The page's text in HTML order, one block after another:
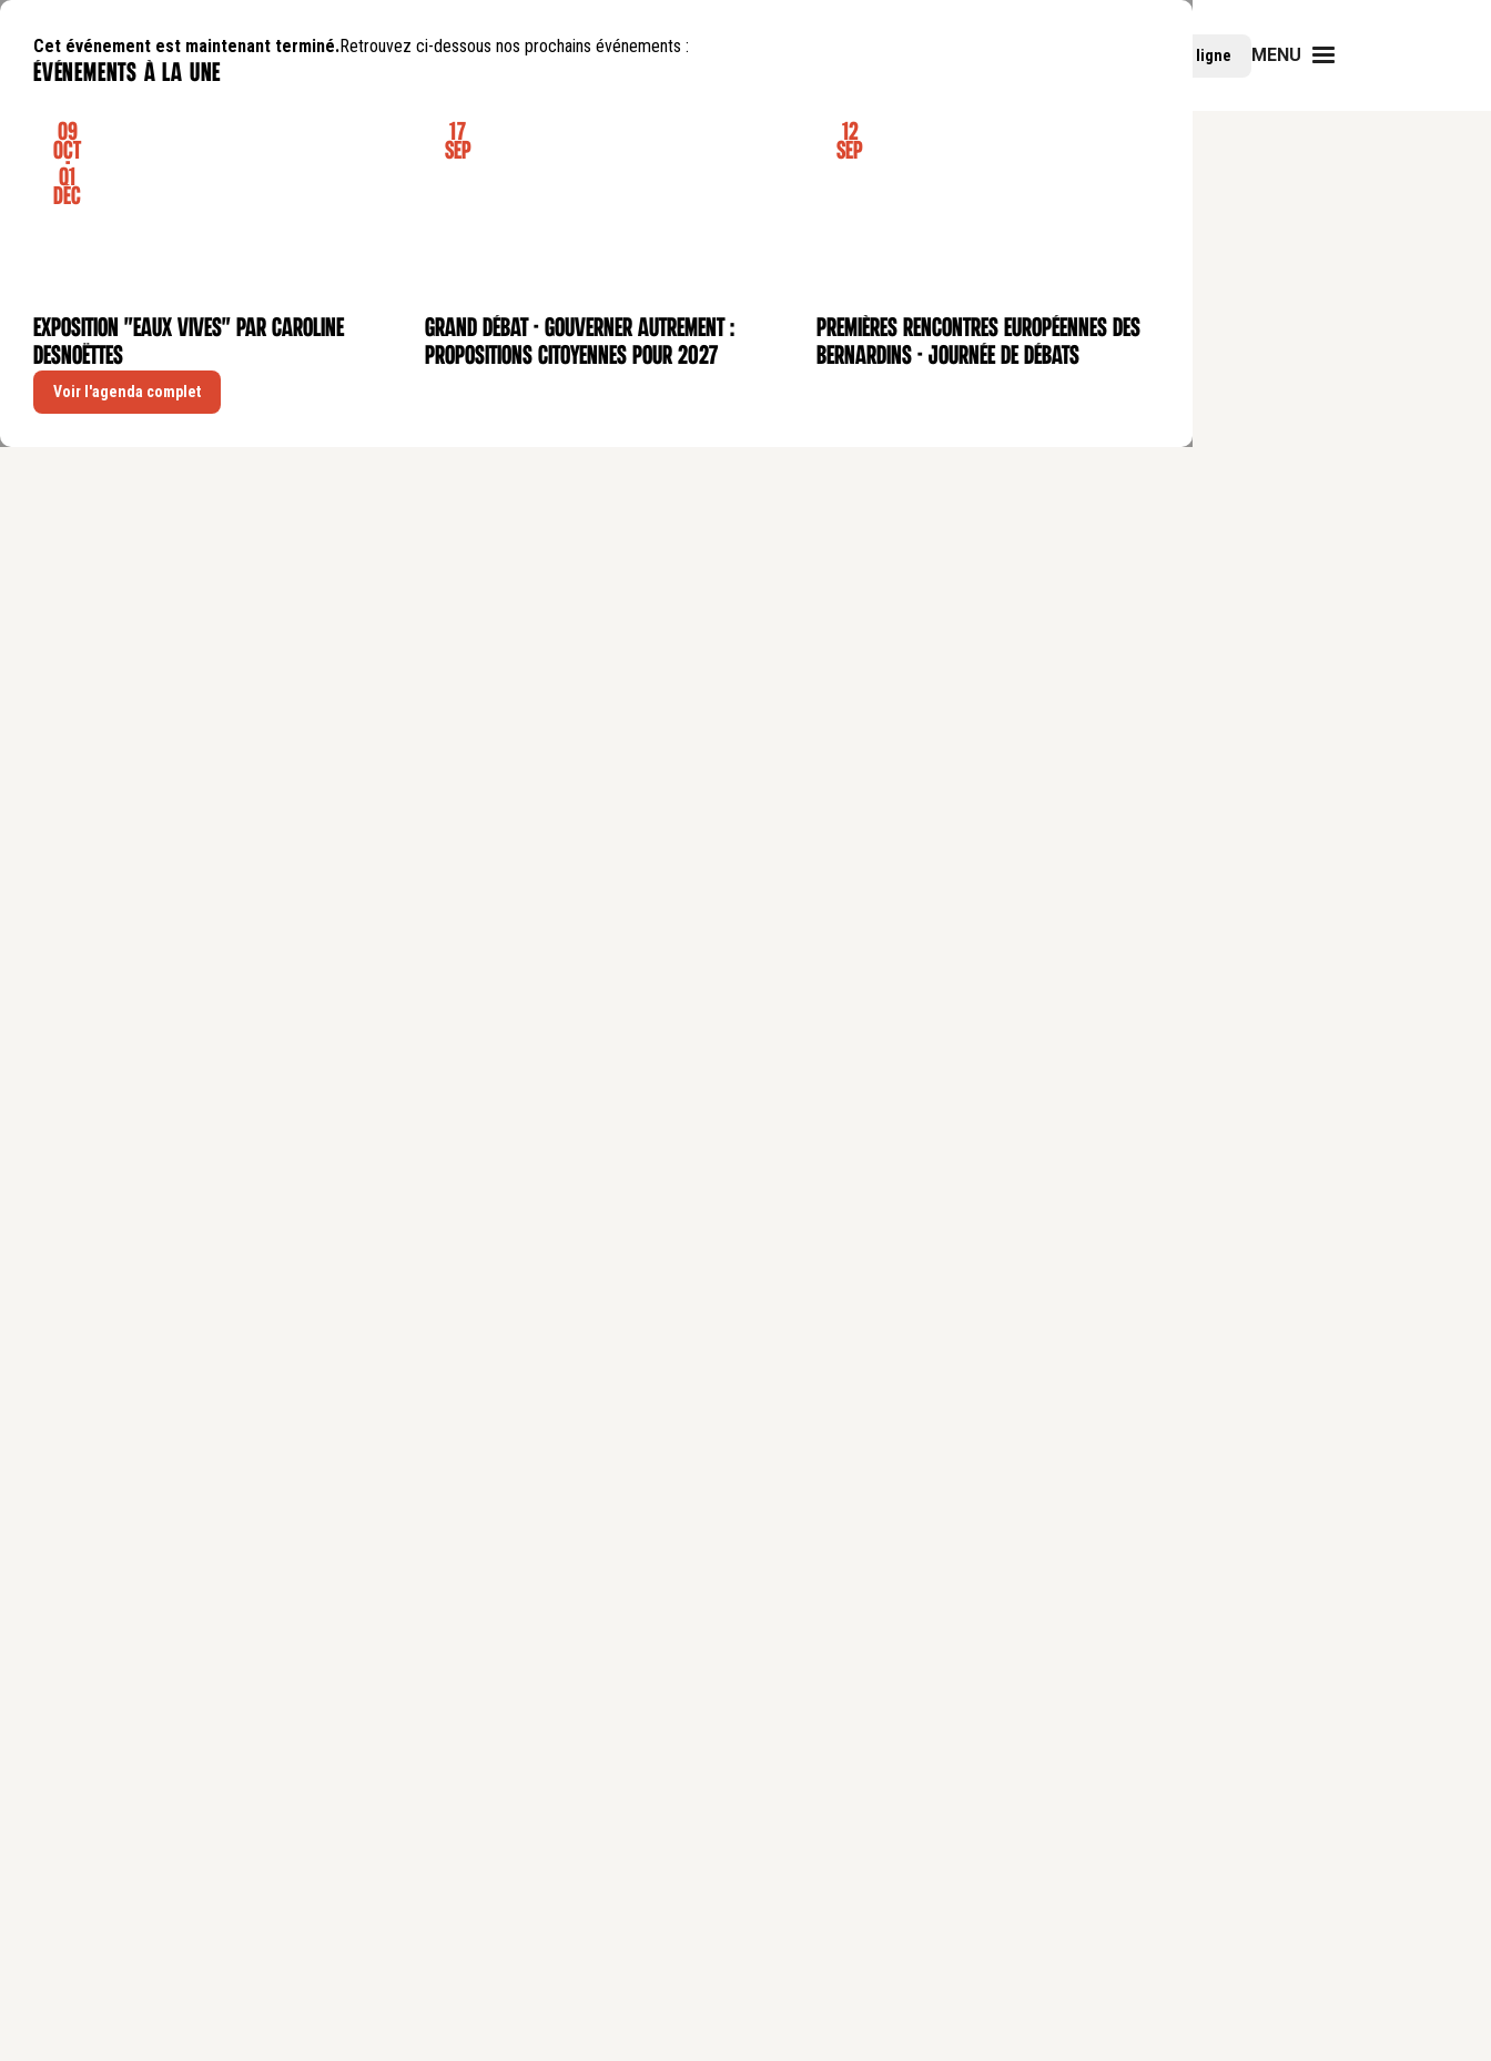
Cours en ligne MENU
Cet événement est maintenant terminé.Retrouvez ci-dessous nos prochains événements :
événements à la une
EXPOSITION
09
Oct
-
01
Déc
Exposition "Eaux Vives" par Caroline
Desnoëttes
CONFÉRENCE
17
Sep
GRAND DÉBAT - Gouverner autrement :
propositions citoyennes pour 2027
CONFÉRENCE
12
Sep
Premières rencontres européennes des
Bernardins - Journée de débats
Voir l'agenda complet